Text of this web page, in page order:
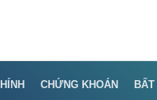
CHỨNG KHOÁN